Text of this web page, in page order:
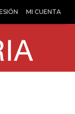
MI CUENTA